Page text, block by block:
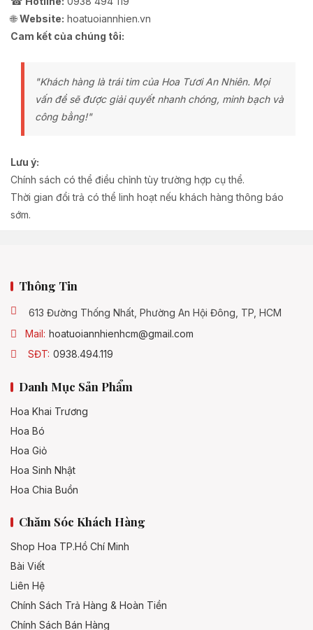
🌐Website: hoatuoiannhien.vn
Cam kết của chúng tôi:
"Khách hàng là trái tim của Hoa Tươi An Nhiên. Mọi
vấn đề sẽ được giải quyết nhanh chóng, minh bạch và
công bằng!"
Lưu ý:
Chính sách có thể điều chỉnh tùy trường hợp cụ thể.
Thời gian đổi trả có thể linh hoạt nếu khách hàng thông báo
sớm.
Thông Tin
613 Đường Thống Nhất, Phường An Hội Đông, TP, HCM
Mail: hoatuoiannhienhcm@gmail.com
SĐT: 0938.494.119
Danh Mục Sản Phẩm
Hoa Khai Trương
Hoa Bó
Hoa Giỏ
Hoa Sinh Nhật
Hoa Chia Buồn
Chăm Sóc Khách Hàng
Shop Hoa TP.Hồ Chí Minh
Bài Viết
Liên Hệ
Chính Sách Trả Hàng & Hoàn Tiền
Chính Sách Bán Hàng